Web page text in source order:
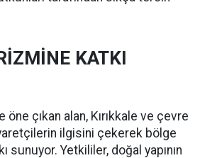
KATKI
öne çıkan alan, Kırıkkale ve çevre
ilgisini çekerek bölge
sunuyor. Yetkililer, doğal yapının